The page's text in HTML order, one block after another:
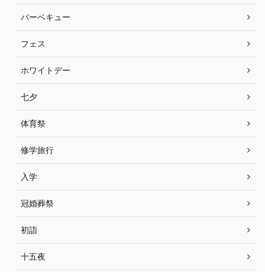
バーベキュー
フェス
ホワイトデー
七夕
体育祭
修学旅行
入学
冠婚葬祭
初詣
十五夜